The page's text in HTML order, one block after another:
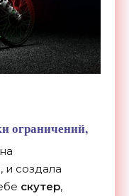
ограничений,
и создала
скутер,